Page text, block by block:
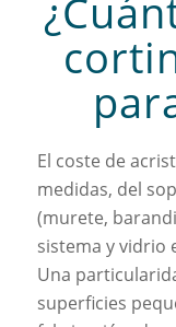
El coste de
medidas, del
(murete,
sistema y vidrio
Una
superficies